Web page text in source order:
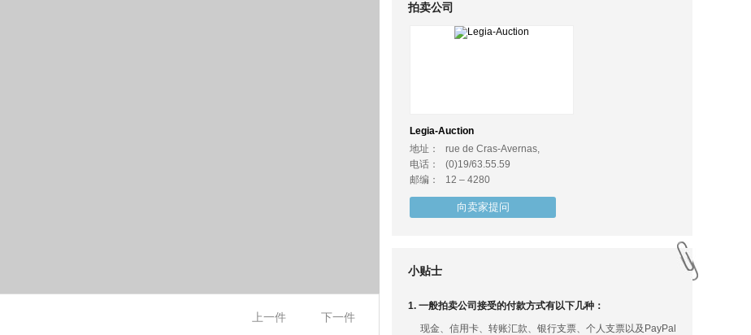
上一件 下一件
拍卖公司
Legia-Auction
地址：
rue de Cras-Avernas,
电话：
(0)19/63.55.59
邮编：
12 – 4280
向卖家提问
小贴士
1. 一般拍卖公司接受的付款方式有以下几种：
现金、信用卡、转账汇款、银行支票、个人支票以及PayPal